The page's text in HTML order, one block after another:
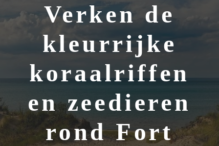
Verken de
kleurrijke
koraalriffen
en zeedieren
rond Fort